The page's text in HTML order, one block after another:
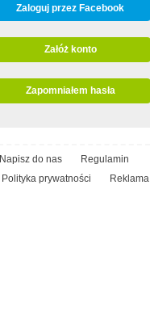
Zaloguj przez Facebook
Załóż konto
Zapomniałem hasła
Napisz do nas
Regulamin
Polityka prywatności Reklama